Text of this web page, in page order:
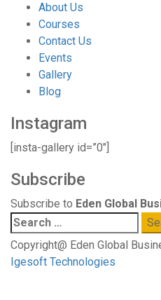
About Us
Courses
Contact Us
Events
Gallery
Blog
Instagram
[insta-gallery id=”0″]
Subscribe
Subscribe to Eden Global
Search
for:
Copyright@ Eden Global
Igesoft Technologies